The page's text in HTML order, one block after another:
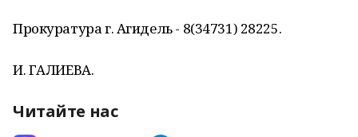
Прокуратура г. Агидель - 8(34731) 28225.
И. ГАЛИЕВА.
Читайте нас